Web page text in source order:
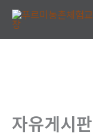
츠
자유게시판